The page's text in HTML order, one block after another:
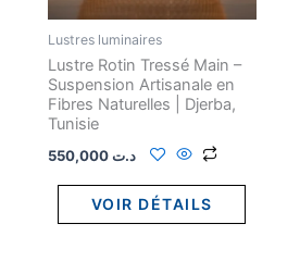
Lustres luminaires
Lustre Rotin Tressé Main –
Suspension Artisanale en
Fibres Naturelles | Djerba,
Tunisie
د.ت550,000
VOIR DÉTAILS